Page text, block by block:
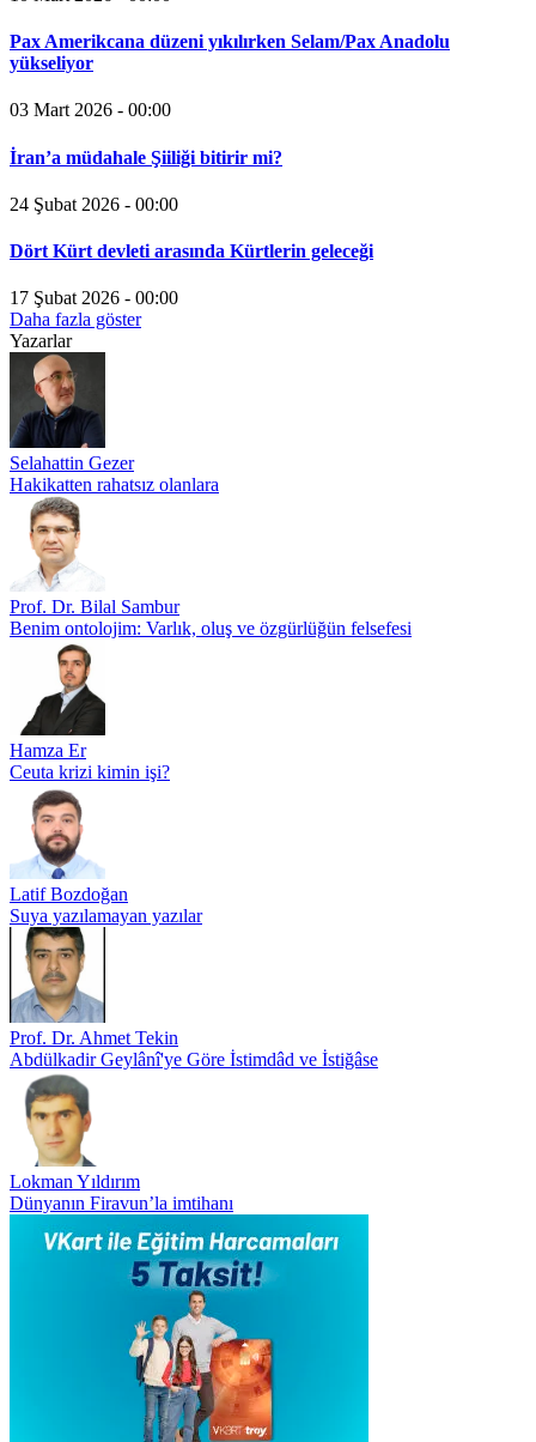
Pax Amerikcana düzeni yıkılırken Selam/Pax Anadolu
yükseliyor
03 Mart 2026 - 00:00
İran’a müdahale Şiiliği bitirir mi?
24 Şubat 2026 - 00:00
Dört Kürt devleti arasında Kürtlerin geleceği
17 Şubat 2026 - 00:00
Daha fazla göster
Yazarlar
Selahattin Gezer
Hakikatten rahatsız olanlara
Prof. Dr. Bilal Sambur
Benim ontolojim: Varlık, oluş ve özgürlüğün felsefesi
Hamza Er
Ceuta krizi kimin işi?
Latif Bozdoğan
Suya yazılamayan yazılar
Prof. Dr. Ahmet Tekin
Abdülkadir Geylânî'ye Göre İstimdâd ve İstiğâse
Lokman Yıldırım
Dünyanın Firavun’la imtihanı